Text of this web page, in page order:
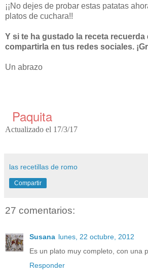
¡¡No dejes de probar estas patatas
platos de cuchara!!
Y si te ha gustado la receta recuerda
compartirla en tus redes sociales.
Un abrazo
Paquita
Actualizado el 17/3/17
las recetillas de romo
Compartir
27 comentarios:
Susana lunes, 22 octubre, 2012
Es un plato muy completo, con una
Responder